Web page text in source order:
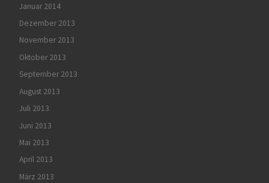
Januar 2014
Dezember 2013
November 2013
Oktober 2013
September 2013
August 2013
Juli 2013
Juni 2013
Mai 2013
April 2013
März 2013